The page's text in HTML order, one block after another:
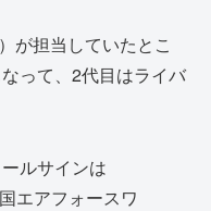
が担当していたとこ
って、2代目はライバ
ルサインは
エアフォースワ